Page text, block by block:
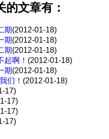
的文章有：
期(2012-01-18)
期(2012-01-18)
期(2012-01-18)
啊！ (2012-01-18)
期(2012-01-18)
们！ (2012-01-18)
17)
17)
17)
17)